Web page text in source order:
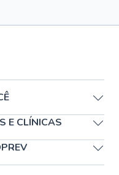
E CLÍNICAS